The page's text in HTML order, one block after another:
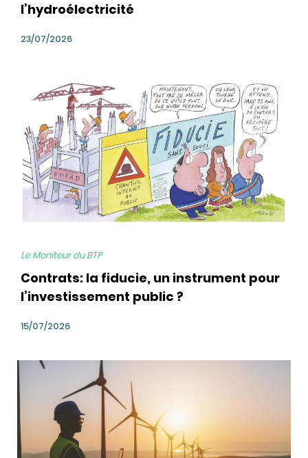
l’hydroélectricité
23/07/2026
Le Moniteur du BTP
Contrats: la fiducie, un instrument pour
l’investissement public ?
15/07/2026
bg